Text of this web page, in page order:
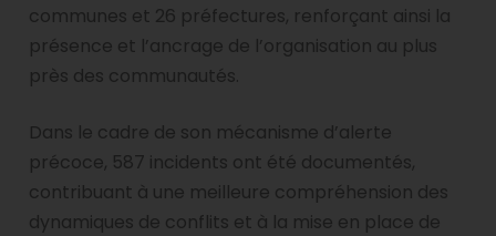
communes et 26 préfectures, renforçant ainsi la
présence et l’ancrage de l’organisation au plus
près des communautés.
Dans le cadre de son mécanisme d’alerte
précoce, 587 incidents ont été documentés,
contribuant à une meilleure compréhension des
dynamiques de conflits et à la mise en place de